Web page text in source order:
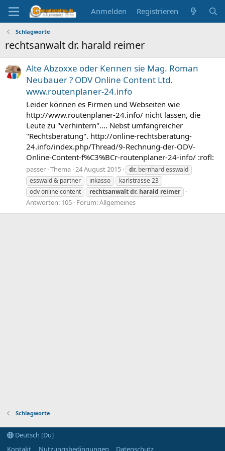
Anmelden Registrieren
Schlagworte
rechtsanwalt dr. harald reimer
Alte Abzoxxe oder Kennen sie Mag. Roman
Neubauer ? ODV Online Content Ltd.
www.routenplaner-24.info
Leider können es Firmen und Webseiten wie
http://www.routenplaner-24.info/ nicht lassen, die
Leute zu "verhintern".... Nebst umfangreicher
"Rechtsberatung". http://online-rechtsberatung-
24.info/index.php/Thread/9-Rechnung-der-ODV-
Online-Content-f%C3%BCr-routenplaner-24-info/ :rofl:
passer Thema 24 August 2015 dr. bernhard esswald
esswald & partner
inkasso
karlstrasse 23
odv online content
rechtsanwaltdr. harald reimer
Antworten: 105 Forum:Allgemeines
Schlagworte
Deutsch [Du]
Kontakt
Nutzungsbedingungen Datenschutz